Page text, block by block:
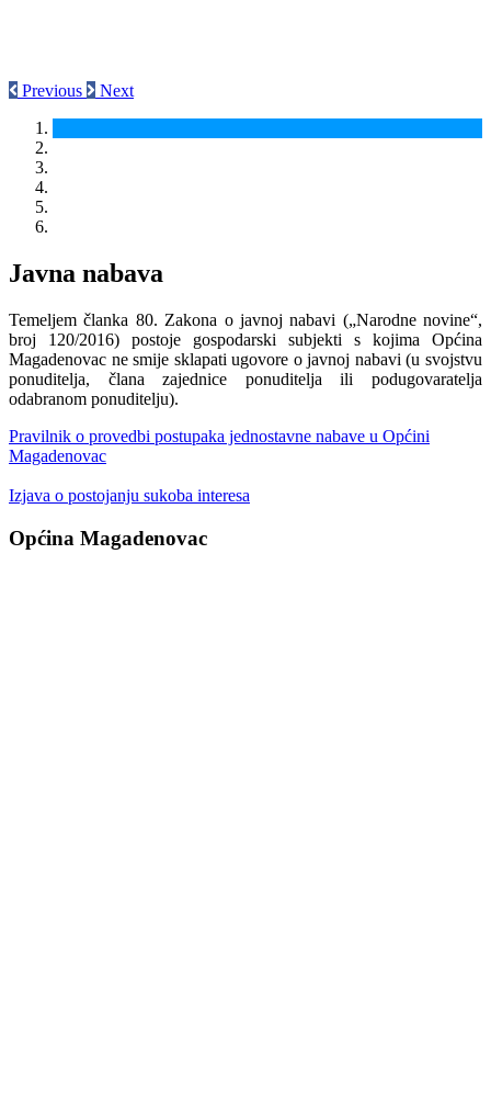
Previous Next
Javna nabava
Temeljem članka 80. Zakona o javnoj nabavi („Narodne novine“,
broj 120/2016) postoje gospodarski subjekti s kojima Općina
Magadenovac ne smije sklapati ugovore o javnoj nabavi (u svojstvu
ponuditelja, člana zajednice ponuditelja ili podugovaratelja
odabranom ponuditelju).
Pravilnik o provedbi postupaka jednostavne nabave u Općini
Magadenovac
Izjava o postojanju sukoba interesa
Općina Magadenovac